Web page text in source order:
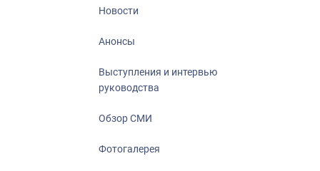
Выставки и
Рыбоохрана
Отрасль в
Большая
Укрепление
Новости
Анонсы
Выступления и интервью
руководства
Обзор СМИ
Фотогалерея